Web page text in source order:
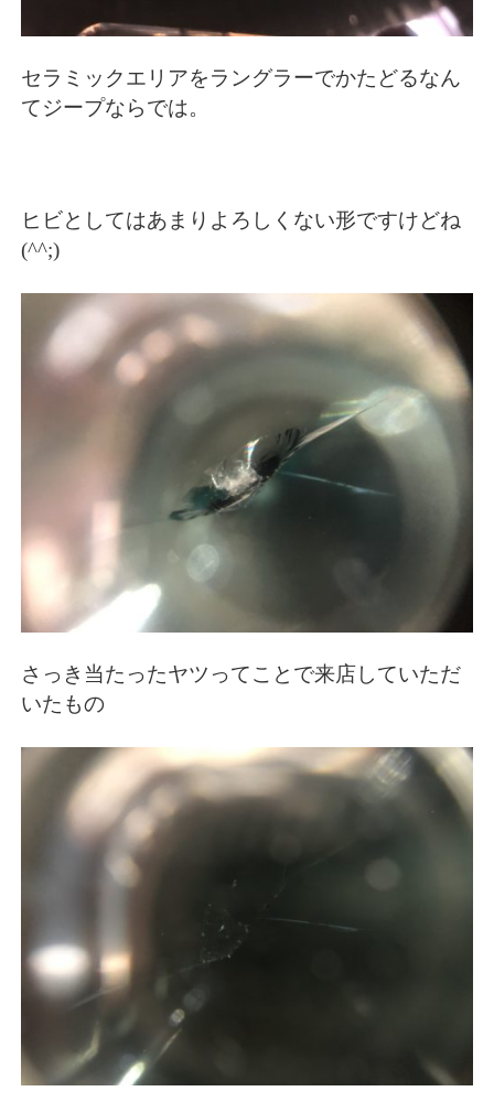
セラミックエリアをラングラーでかたどるなん
てジープならでは。
ヒビとしてはあまりよろしくない形ですけどね
(^^;)
さっき当たったヤツってことで来店していただ
いたもの